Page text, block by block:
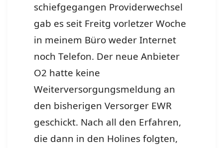
schiefgegangen Providerwechsel
gab es seit Freitg vorletzer Woche
in meinem Büro weder Internet
noch Telefon. Der neue Anbieter
O2 hatte keine
Weiterversorgungsmeldung an
den bisherigen Versorger EWR
geschickt. Nach all den Erfahren,
die dann in den Holines folgten,